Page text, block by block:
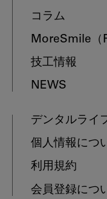
コラム
MoreSmile
技工情報
NEWS
デンタルライ
個人情報につ
利用規約
会員登録につ